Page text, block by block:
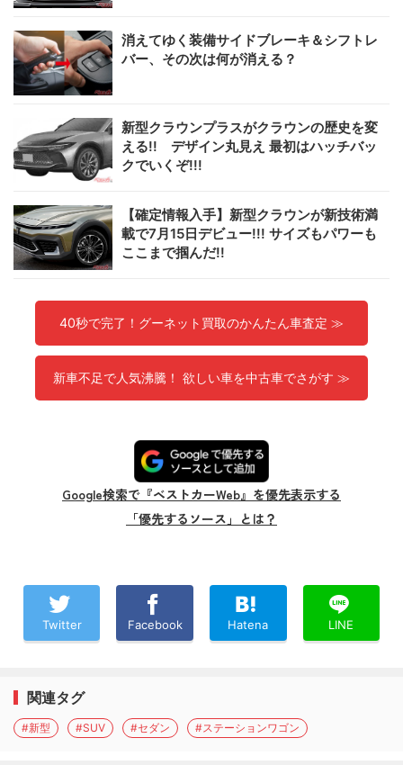
消えてゆく装備サイドブレーキ＆シフトレ
バー、その次は何が消える？
新型クラウンプラスがクラウンの歴史を変
える!! デザイン丸見え 最初はハッチバッ
クでいくぞ!!!
【確定情報入手】新型クラウンが新技術満
載で7月15日デビュー!!! サイズもパワーも
ここまで掴んだ!!
40秒で完了！グーネット買取のかんたん車査定 ≫
新車不足で人気沸騰！ 欲しい車を中古車でさがす ≫
Google検索で『ベストカーWeb』を優先表示する
「優先するソース」とは？
Twitter Facebook Hatena LINE
関連タグ
#新型 #SUV #セダン #ステーションワゴン